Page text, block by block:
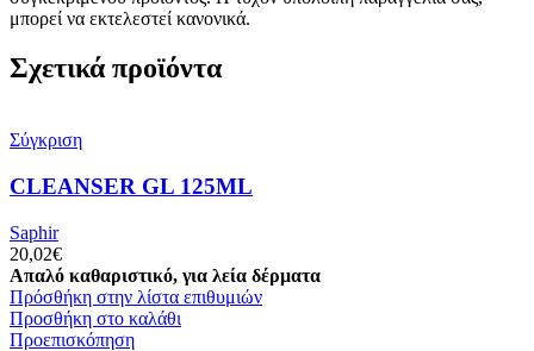
μπορεί να εκτελεστεί κανονικά.
Σχετικά προϊόντα
Σύγκριση
CLEANSER GL 125ML
Saphir
20,02€
Απαλό καθαριστικό, για λεία δέρματα
Πρόσθήκη στην λίστα επιθυμιών
Προσθήκη στο καλάθι
Προεπισκόπηση